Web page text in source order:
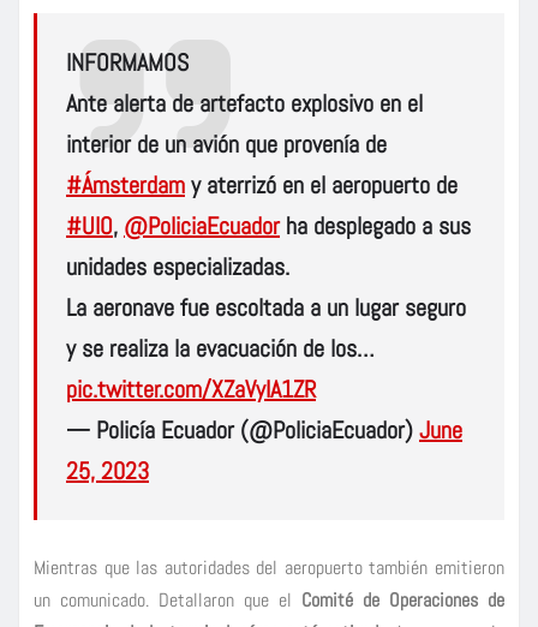
INFORMAMOS
Ante alerta de artefacto explosivo en el
interior de un avión que provenía de
#Ámsterdamy aterrizó en el aeropuerto de
#UIO, @PoliciaEcuadorha desplegado a sus
unidades especializadas.
La aeronave fue escoltada a un lugar seguro
y se realiza la evacuación de los…
pic.twitter.com/XZaVyIA1ZR
— Policía Ecuador (@PoliciaEcuador)June
25, 2023
Mientras que las autoridades del aeropuerto también emitieron
un comunicado. Detallaron que el Comité de Operaciones de